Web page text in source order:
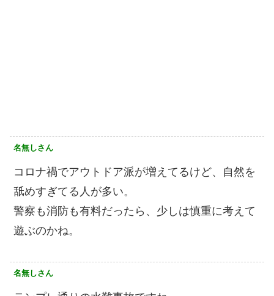
名無しさん
コロナ禍でアウトドア派が増えてるけど、自然を
舐めすぎてる人が多い。
警察も消防も有料だったら、少しは慎重に考えて
遊ぶのかね。
名無しさん